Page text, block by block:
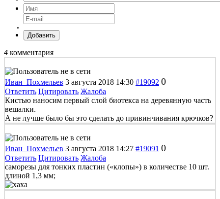
Добавить
4 комментария
Иван_Похмельев 3 августа 2018 14:30 #19092 0
Ответить Цитировать Жалоба
Кистью наносим первый слой биотекса на деревянную часть
вешалки.
А не лучше было бы это сделать до привинчивания крючков?
Иван_Похмельев 3 августа 2018 14:27 #19091 0
Ответить Цитировать Жалоба
саморезы для тонких пластин («клопы») в количестве 10 шт.
длиной 1,3 мм;